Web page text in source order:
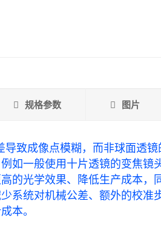
规格参数 图片
致成像点模糊，而非球面透
如一般使用十片透镜的变焦
的光学效果、降低生产成本
系统对机械公差、额外的校
本。